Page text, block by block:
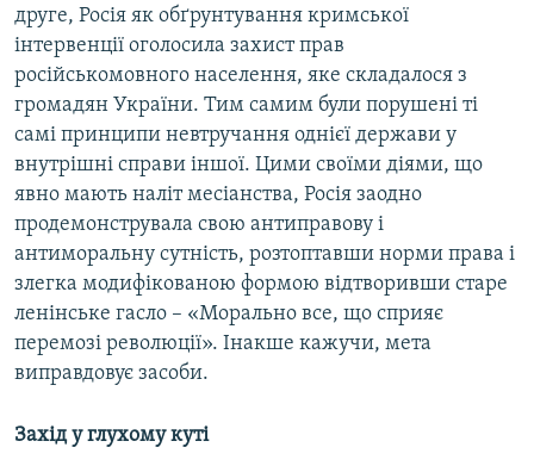
друге, Росія як обґрунтування кримської
інтервенції оголосила захист прав
російськомовного населення, яке складалося з
громадян України. Тим самим були порушені ті
самі принципи невтручання однієї держави у
внутрішні справи іншої. Цими своїми діями, що
явно мають наліт месіанства, Росія заодно
продемонструвала свою антиправову і
антиморальну сутність, розтоптавши норми права і
злегка модифікованою формою відтворивши старе
ленінське гасло – «Морально все, що сприяє
перемозі революції». Інакше кажучи, мета
виправдовує засоби.
Захiд у глухому кутi